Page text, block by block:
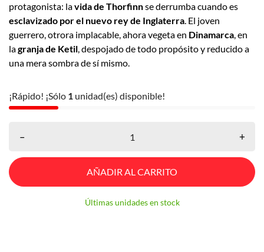
protagonista: lavida de Thorfinnse derrumba cuando es
esclavizado por el nuevo rey de Inglaterra. El joven
guerrero, otrora implacable, ahora vegeta en Dinamarca, en
lagranja de Ketil, despojado de todo propósito y reducido a
una mera sombra de sí mismo.
¡Rápido! ¡Sólo 1 unidad(es) disponible!
– +
AÑADIR AL CARRITO
Últimas unidades en stock